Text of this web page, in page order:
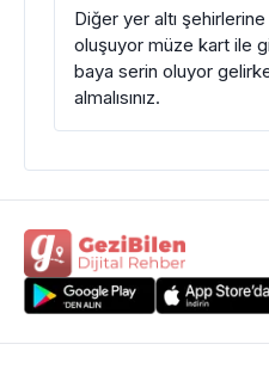
Diğer yer altı
oluşuyor müze kart ile
baya serin oluyor
almalısınız.